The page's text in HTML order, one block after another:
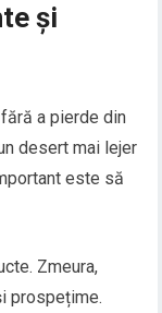
și
a pierde din
desert mai lejer
este să
Zmeura,
prospețime.